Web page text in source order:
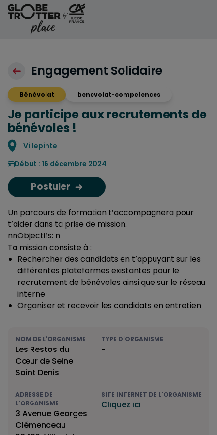
Aller au contenu
Engagement Solidaire
Bénévolat benevolat-competences
Je participe aux recrutements de
bénévoles !
Localisation
Villepinte
Début : 16 décembre 2024
Postuler
Un parcours de formation t’accompagnera pour
t’aider dans ta prise de mission.
nnObjectifs: n
Ta mission consiste à :
Rechercher des candidats en t’appuyant sur les
différentes plateformes existantes pour le
recrutement de bénévoles ainsi que sur le réseau
interne
Organiser et recevoir les candidats en entretien
NOM DE L'ORGANISME
Les Restos du
Cœur de Seine
Saint Denis
TYPE D'ORGANISME
-
ADRESSE DE
L'ORGANISME
3 Avenue Georges
Clémenceau
SITE INTERNET DE L'ORGANISME
Cliquez ici